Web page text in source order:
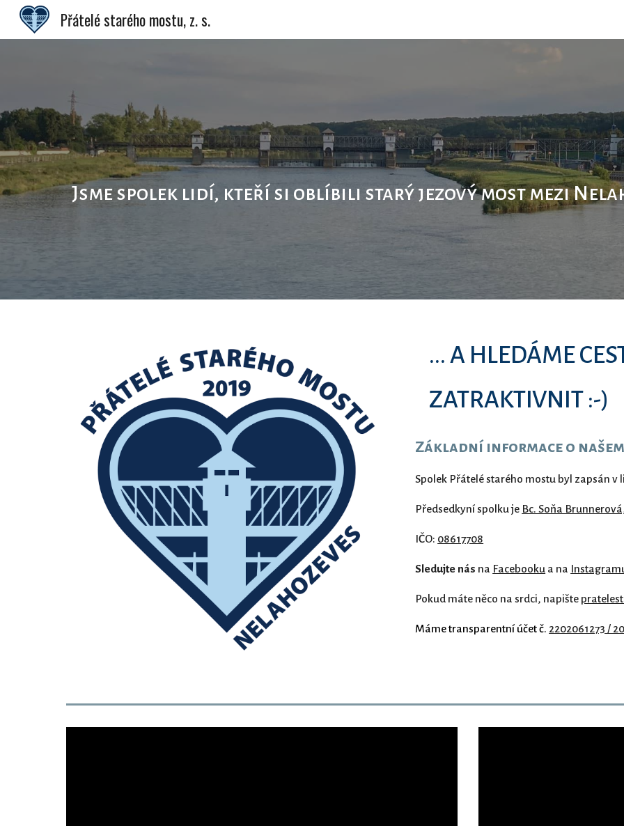
Přátelé starého mostu, z. s.
Jsme spolek lidí, kteří si oblíbili starý jezový most mezi
... A HLEDÁME
ZATRAKTIVNIT :-)
Základní informace o
Spolek Přátelé starého mostu byl zapsán v
Předsedkyní spolku je Bc. Soňa
IČO: 08617708
Sledujte nás na Facebooku a na
Pokud máte něco na srdci, napište
Máme transparentní účetč. 2202061273 /